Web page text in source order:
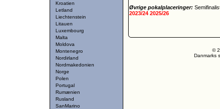
Kroatien
Letland
Liechtenstein
Litauen
Luxembourg
Malta
Moldova
Montenegro
Nordirland
Nordmakedonien
Norge
Polen
Portugal
Rumænien
Rusland
SanMarino
Øvrige pokalplaceringer:
2023/24 2025/26
©
Danmarks